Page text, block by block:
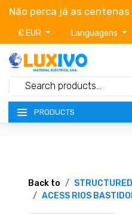
Não perca já as centenas
€ EUR Languagens
PRODUCTS
TERMS OF SERVICE
Back to
ACESS RIOS